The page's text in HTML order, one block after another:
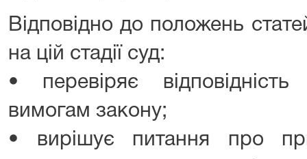
Відповідно до положень
на цій стадії суд:
• перевіряє
вимогам закону;
• вирішує питання про